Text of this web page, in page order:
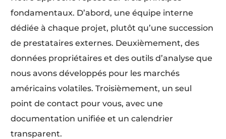
fondamentaux. D’abord, une équipe interne
dédiée à chaque projet, plutôt qu’une succession
de prestataires externes. Deuxièmement, des
données propriétaires et des outils d’analyse que
nous avons développés pour les marchés
américains volatiles. Troisièmement, un seul
point de contact pour vous, avec une
documentation unifiée et un calendrier
transparent.